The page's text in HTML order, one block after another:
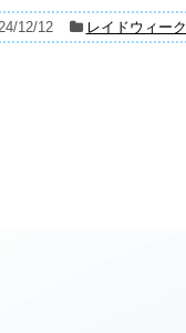
12/12 レイドウィー